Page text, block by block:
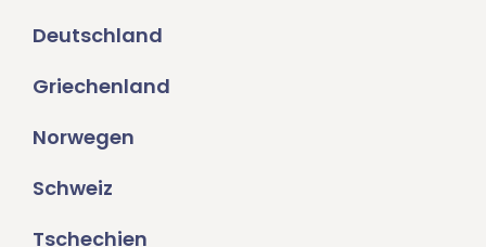
Deutschland
Griechenland
Norwegen
Schweiz
Tschechien